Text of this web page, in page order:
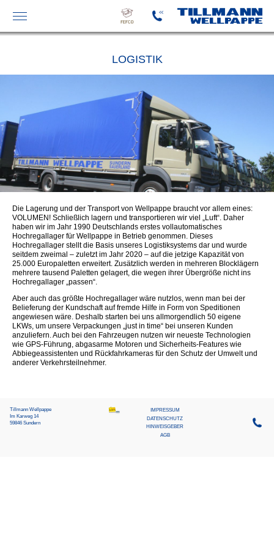
LOGISTIK
Die Lagerung und der Transport von Wellpappe braucht vor allem eines:
VOLUMEN! Schließlich lagern und transportieren wir viel „Luft“. Daher
haben wir im Jahr 1990 Deutschlands erstes vollautomatisches
Hochregallager für Wellpappe in Betrieb genommen. Dieses
Hochregallager stellt die Basis unseres Logistiksystems dar und wurde
seitdem zweimal – zuletzt im Jahr 2020 – auf die jetzige Kapazität von
25.000 Europaletten erweitert. Zusätzlich werden in mehreren Blocklägern
mehrere tausend Paletten gelagert, die wegen ihrer Übergröße nicht ins
Hochregallager „passen“.
Aber auch das größte Hochregallager wäre nutzlos, wenn man bei der
Belieferung der Kundschaft auf fremde Hilfe in Form von Speditionen
angewiesen wäre. Deshalb starten bei uns allmorgendlich 50 eigene
LKWs, um unsere Verpackungen „just in time“ bei unseren Kunden
anzuliefern. Auch bei den Fahrzeugen nutzen wir neueste Technologien
wie GPS-Führung, abgasarme Motoren und Sicherheits-Features wie
Abbiegeassistenten und Rückfahrkameras für den Schutz der Umwelt und
anderer Verkehrsteilnehmer.
Tillmann Wellpappe
Im Karweg 14
59846 Sundern
IMPRESSUM
DATENSCHUTZ
HINWEISGEBER
AGB
MEIN SUNDERN
FEFCO-
KATALOG